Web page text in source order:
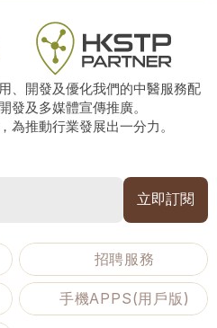
、開發及優化我們的中醫服務配
發及多媒體宣傳推廣。
為推動行業發展出一分力。
招聘服務
手機APPS(用戶版)